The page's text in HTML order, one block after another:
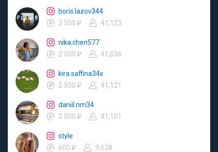
boris.lazov344
2 500 ₽
41,123
nika.chen577
2 500 ₽
41,036
kira.saffina34x
2 500 ₽
41,121
daniil.nm34
2 500 ₽
41,101
style
600 ₽
9,628